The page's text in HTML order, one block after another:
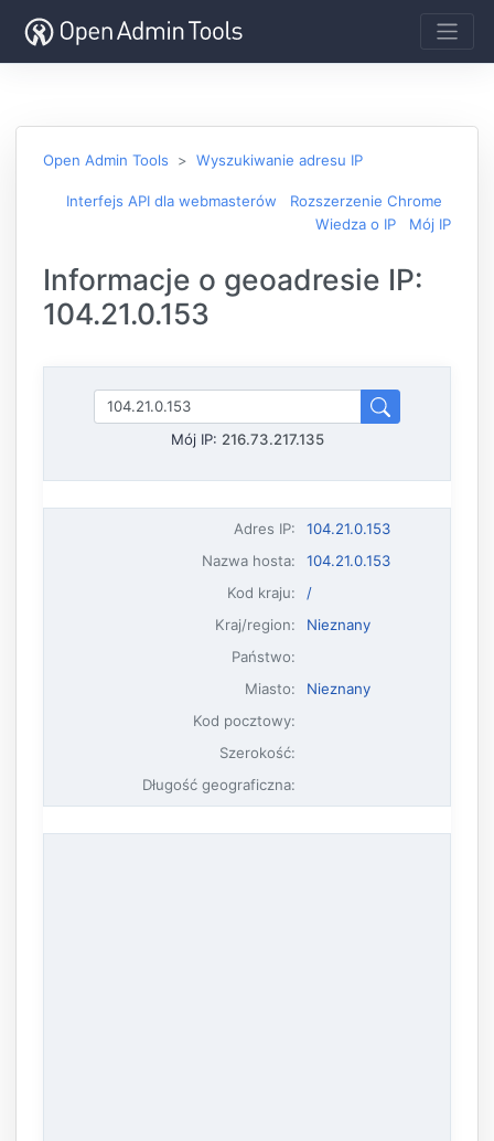
Open Admin Tools Wyszukiwanie adresu IP
Interfejs API dla webmasterów
Rozszerzenie Chrome
Wiedza o IP
Mój IP
Informacje o geoadresie IP:
104.21.0.153
Mój IP: 216.73.217.135
Adres IP:
104.21.0.153
Nazwa hosta:
104.21.0.153
Kod kraju:
/
Kraj/region:
Nieznany
Państwo:
Miasto:
Nieznany
Kod pocztowy:
Szerokość:
Długość geograficzna: